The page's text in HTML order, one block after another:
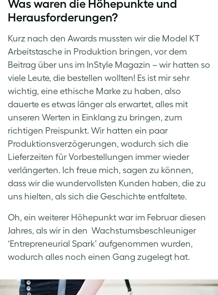
Was waren die Höhepunkte und
Herausforderungen?
Kurz nach den Awards mussten wir die Model KT
Arbeitstasche in Produktion bringen, vor dem
Beitrag über uns im InStyle Magazin – wir hatten so
viele Leute, die bestellen wollten! Es ist mir sehr
wichtig, eine ethische Marke zu haben, also
dauerte es etwas länger als erwartet, alles mit
unseren Werten in Einklang zu bringen, zum
richtigen Preispunkt. Wir hatten ein paar
Produktionsverzögerungen, wodurch sich die
Lieferzeiten für Vorbestellungen immer wieder
verlängerten. Ich freue mich, sagen zu können,
dass wir die wundervollsten Kunden haben, die zu
uns hielten, als sich die Geschichte entfaltete.
Oh, ein weiterer Höhepunkt war im Februar diesen
Jahres, als wir in den Wachstumsbeschleuniger
‘Entrepreneurial Spark’ aufgenommen wurden,
wodurch alles noch einen Gang zugelegt hat.